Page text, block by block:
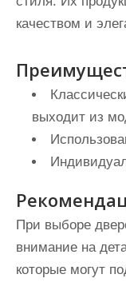
качеством и
выходит из
При выборе
внимание на
которые могут